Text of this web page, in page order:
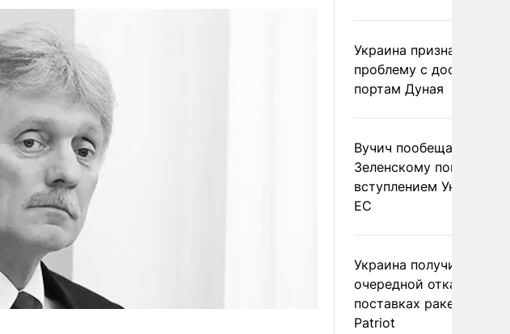
Украина признала
проблему с доступом к
портам Дуная
Вучич пообещал
Зеленскому помочь со
вступлением Украины в
ЕС
Украина получила
очередной отказ в
поставках ракет для
Patriot